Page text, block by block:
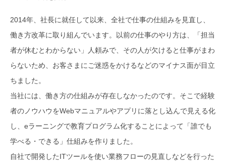
2014年、社長に就任して以来、全社で仕事の仕組みを見直し、
働き方改革に取り組んでいます。以前の仕事のやり方は、「担当
者が休むとわからない」人頼みで、その人が欠けると仕事がまわ
らないため、お客さまにご迷惑をかけるなどのマイナス面が目立
ちました。
当社には、働き方の仕組みが存在しなかったのです。そこで経験
者のノウハウをWebマニュアルやアプリに落とし込んで見える化
し、eラーニングで教育プログラム化することによって「誰でも
学べる・できる」仕組みを作りました。
自社で開発したITツールを使い業務フローの見直しなどを行った